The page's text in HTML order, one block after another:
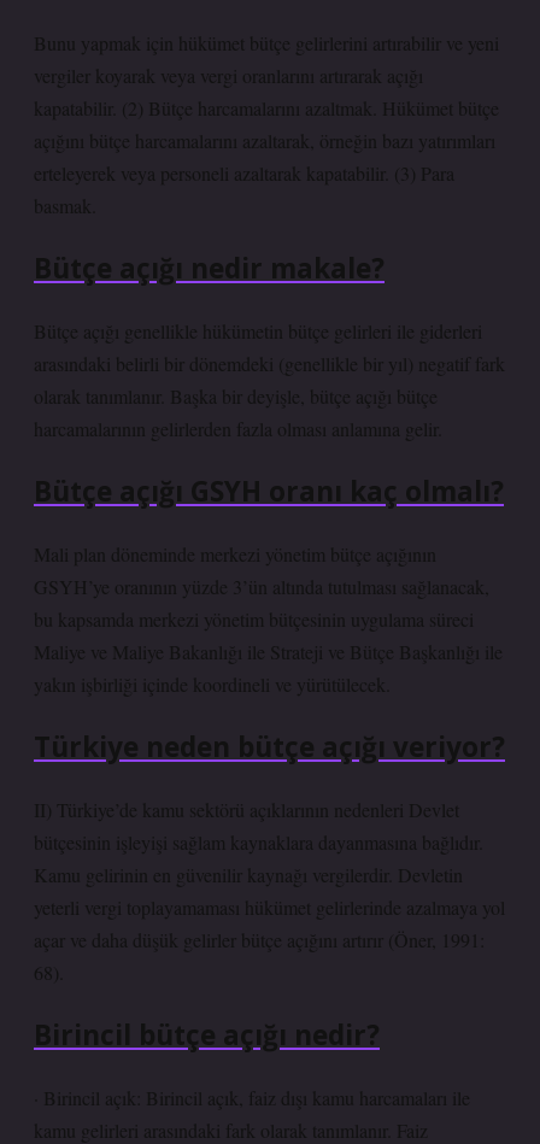
Bunu yapmak için hükümet bütçe gelirlerini artırabilir ve yeni
vergiler koyarak veya vergi oranlarını artırarak açığı
kapatabilir. (2) Bütçe harcamalarını azaltmak. Hükümet bütçe
açığını bütçe harcamalarını azaltarak, örneğin bazı yatırımları
erteleyerek veya personeli azaltarak kapatabilir. (3) Para
basmak.
Bütçe açığı nedir makale?
Bütçe açığı genellikle hükümetin bütçe gelirleri ile giderleri
arasındaki belirli bir dönemdeki (genellikle bir yıl) negatif fark
olarak tanımlanır. Başka bir deyişle, bütçe açığı bütçe
harcamalarının gelirlerden fazla olması anlamına gelir.
Bütçe açığı GSYH oranı kaç olmalı?
Mali plan döneminde merkezi yönetim bütçe açığının
GSYH’ye oranının yüzde 3’ün altında tutulması sağlanacak,
bu kapsamda merkezi yönetim bütçesinin uygulama süreci
Maliye ve Maliye Bakanlığı ile Strateji ve Bütçe Başkanlığı ile
yakın işbirliği içinde koordineli ve yürütülecek.
Türkiye neden bütçe açığı veriyor?
II) Türkiye’de kamu sektörü açıklarının nedenleri Devlet
bütçesinin işleyişi sağlam kaynaklara dayanmasına bağlıdır.
Kamu gelirinin en güvenilir kaynağı vergilerdir. Devletin
yeterli vergi toplayamaması hükümet gelirlerinde azalmaya yol
açar ve daha düşük gelirler bütçe açığını artırır (Öner, 1991:
68).
Birincil bütçe açığı nedir?
· Birincil açık: Birincil açık, faiz dışı kamu harcamaları ile
kamu gelirleri arasındaki fark olarak tanımlanır. Faiz